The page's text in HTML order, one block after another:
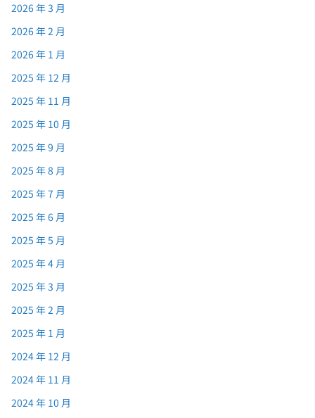
2026 年 3 月
2026 年 2 月
2026 年 1 月
2025 年 12 月
2025 年 11 月
2025 年 10 月
2025 年 9 月
2025 年 8 月
2025 年 7 月
2025 年 6 月
2025 年 5 月
2025 年 4 月
2025 年 3 月
2025 年 2 月
2025 年 1 月
2024 年 12 月
2024 年 11 月
2024 年 10 月